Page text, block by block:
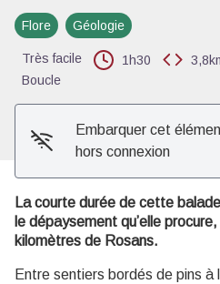
Flore Géologie
Très facile 1h30
Boucle
Embarquer cet
hors connexion
La courte durée de cette
le dépaysement qu’elle
kilomètres de Rosans.
Entre sentiers bordés de pins